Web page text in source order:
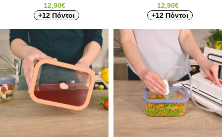
12,90€
+12 Πόντοι
12,90€
+12 Πόντοι